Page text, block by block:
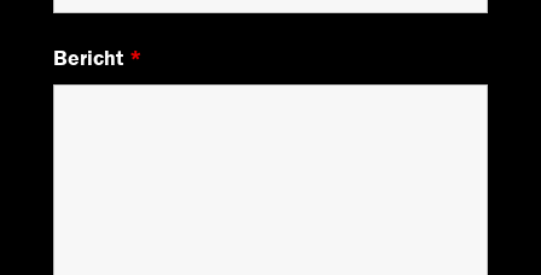
Bericht *